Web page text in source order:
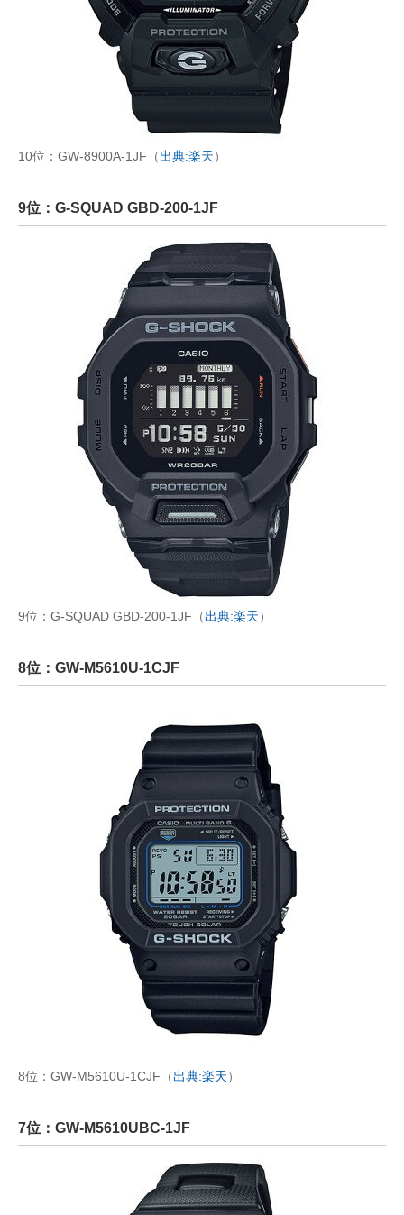
10位：GW-8900A-1JF（出典:楽天）
9位：G-SQUAD GBD-200-1JF
9位：G-SQUAD GBD-200-1JF（出典:楽天）
8位：GW-M5610U-1CJF
8位：GW-M5610U-1CJF（出典:楽天）
7位：GW-M5610UBC-1JF